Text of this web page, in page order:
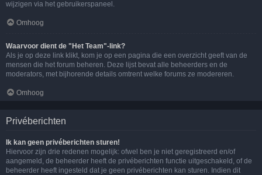
wijzigen via het gebruikerspaneel.
Omhoog
Waarvoor dient de "Het Team"-link?
Als je op deze link klikt, kom je op een pagina die een overzicht geeft van de
mensen die het forum beheren. Deze lijst bevat alle beheerders en de
moderators, met bijhorende details omtrent welke forums ze modereren.
Omhoog
Privéberichten
Ik kan geen privéberichten sturen!
Hiervoor zijn drie redenen mogelijk: ofwel ben je niet geregistreerd en/of
aangemeld, de beheerder heeft de privéberichten functie uitgeschakeld, of de
beheerder heeft ingesteld dat je geen privéberichten kan sturen. Indien dit